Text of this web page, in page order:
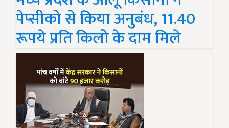
पेप्सीको से किया अनुबंध, 11.40
रूपये प्रति किलो के दाम मिले